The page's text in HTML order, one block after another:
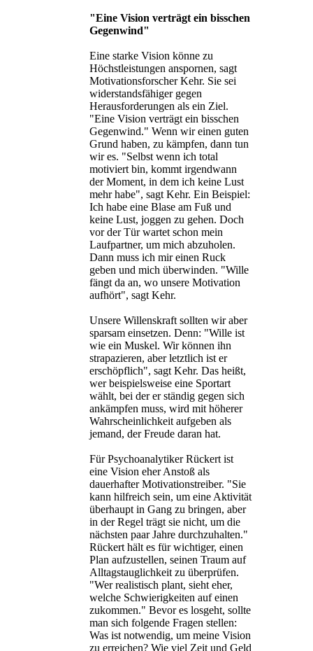
"Eine Vision verträgt ein bisschen
Gegenwind"
Eine starke Vision könne zu
Höchstleistungen anspornen, sagt
Motivationsforscher Kehr. Sie sei
widerstandsfähiger gegen
Herausforderungen als ein Ziel.
"Eine Vision verträgt ein bisschen
Gegenwind." Wenn wir einen guten
Grund haben, zu kämpfen, dann tun
wir es. "Selbst wenn ich total
motiviert bin, kommt irgendwann
der Moment, in dem ich keine Lust
mehr habe", sagt Kehr. Ein Beispiel:
Ich habe eine Blase am Fuß und
keine Lust, joggen zu gehen. Doch
vor der Tür wartet schon mein
Laufpartner, um mich abzuholen.
Dann muss ich mir einen Ruck
geben und mich überwinden. "Wille
fängt da an, wo unsere Motivation
aufhört", sagt Kehr.
Unsere Willenskraft sollten wir aber
sparsam einsetzen. Denn: "Wille ist
wie ein Muskel. Wir können ihn
strapazieren, aber letztlich ist er
erschöpflich", sagt Kehr. Das heißt,
wer beispielsweise eine Sportart
wählt, bei der er ständig gegen sich
ankämpfen muss, wird mit höherer
Wahrscheinlichkeit aufgeben als
jemand, der Freude daran hat.
Für Psychoanalytiker Rückert ist
eine Vision eher Anstoß als
dauerhafter Motivationstreiber. "Sie
kann hilfreich sein, um eine Aktivität
überhaupt in Gang zu bringen, aber
in der Regel trägt sie nicht, um die
nächsten paar Jahre durchzuhalten."
Rückert hält es für wichtiger, einen
Plan aufzustellen, seinen Traum auf
Alltagstauglichkeit zu überprüfen.
"Wer realistisch plant, sieht eher,
welche Schwierigkeiten auf einen
zukommen." Bevor es losgeht, sollte
man sich folgende Fragen stellen:
Was ist notwendig, um meine Vision
zu erreichen? Wie viel Zeit und Geld